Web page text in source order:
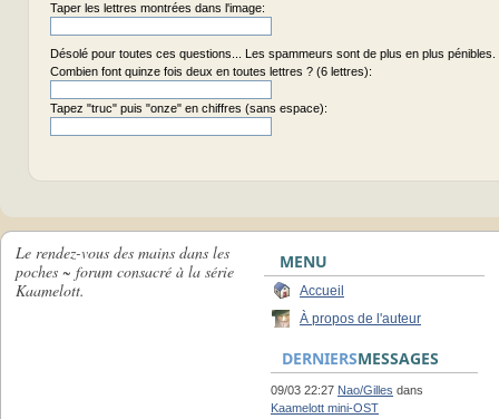
Taper les lettres montrées dans l'image:
Désolé pour toutes ces questions... Les spammeurs sont de plus en plus pénibles.
Combien font quinze fois deux en toutes lettres ? (6 lettres):
Tapez "truc" puis "onze" en chiffres (sans espace):
Le rendez-vous des mains dans les
poches ~ forum consacré à la série
Kaamelott.
MENU
Accueil
À propos de l'auteur
DERNIERSMESSAGES
09/03 22:27 Nao/Gilles dans
Kaamelott mini-OST